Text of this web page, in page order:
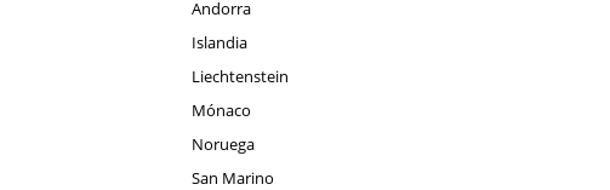
Andorra
Islandia
Liechtenstein
Mónaco
Noruega
San Marino